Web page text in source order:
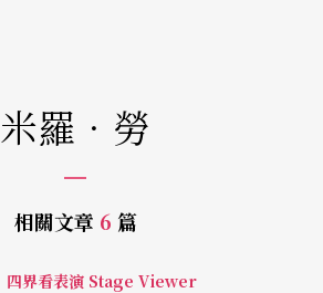
米羅．勞
相關文章 6 篇
四界看表演 Stage Viewer